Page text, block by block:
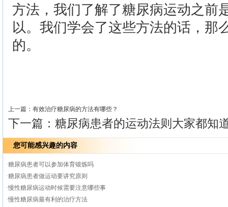
方法，我们了解了糖尿病运动之前
以。我们学会了这些方法的话，那
的。
上一篇： 有效治疗糖尿病的方法有哪些？
下一篇： 糖尿病患者的运动法则大家都知
您可能感兴趣的内容
·糖尿病患者可以参加体育锻炼吗
·糖尿病患者做运动要讲究原则
·慢性糖尿病运动时候需要注意哪些事
·慢性糖尿病最有利的治疗方法